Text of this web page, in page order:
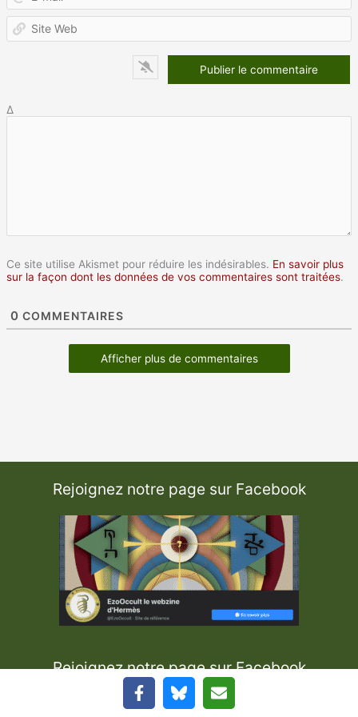
Δ
Ce site utilise Akismet pour réduire les indésirables. En savoir plus
sur la façon dont les données de vos commentaires sont traitées.
0 COMMENTAIRES
Afficher plus de commentaires
Rejoignez notre page sur Facebook
Rejoignez notre page sur Facebook